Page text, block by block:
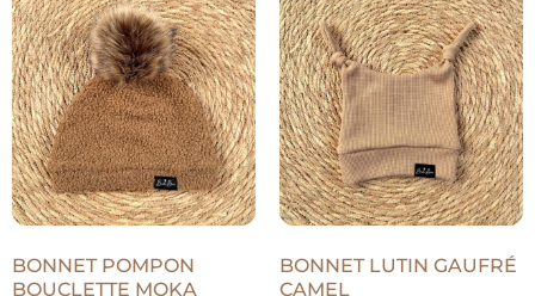
BONNET POMPON
BOUCLETTE MOKA
BONNET LUTIN GAUFRÉ
CAMEL